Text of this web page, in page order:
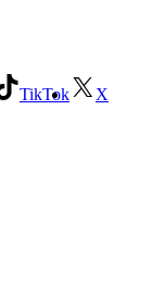
TikTok X